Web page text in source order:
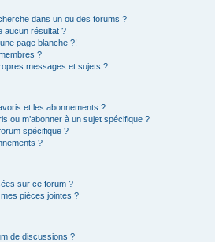
dans un ou des forums ?
aucun résultat ?
page blanche ?!
?
messages et sujets ?
et les abonnements ?
ou m’abonner à un sujet spécifique ?
spécifique ?
?
sur ce forum ?
pièces jointes ?
de discussions ?